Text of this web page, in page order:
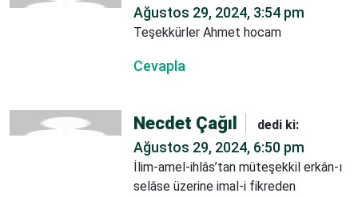
Ağustos 29, 2024, 3:54 pm
Teşekkürler Ahmet hocam
Cevapla
Necdet Çağıl dedi ki:
Ağustos 29, 2024, 6:50 pm
İlim-amel-ihlâs’tan müteşekkil erkân-ı
selâse üzerine imal-i fikreden